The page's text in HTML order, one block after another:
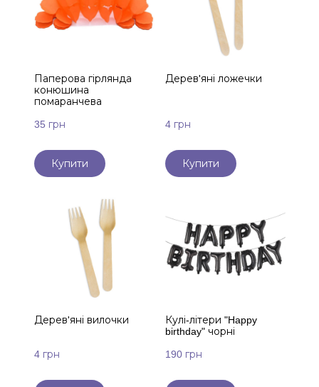
Паперова гірлянда
конюшина
помаранчева
35 грн
Купити
Дерев'яні ложечки
4 грн
Купити
Дерев'яні вилочки
4 грн
Кулі-літери "Happy
birthday" чорні
190 грн